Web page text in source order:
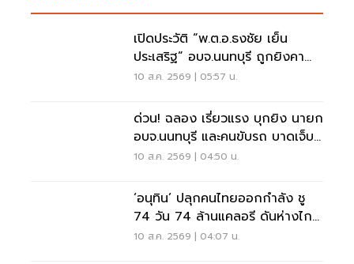
เปิดประวัติ “พ.ต.อ.ธงชัย เย็น
ประเสริฐ” อบจ.นนทบุรี ถูกยิงคา
ห้องทำงาน
10 ส.ค. 2569 | 05:57 น.
ด่วน! ฉลอง เรี่ยวแรง บุกยิง นายก
อบจ.นนทบุรี และคนขับรถ บาดเจ็บ
สาหัส
10 ส.ค. 2569 | 04:50 น.
‘อนุทิน’ ปลุกคนไทยออกกำลัง ชู
74 วัน 74 ล้านแคลอรี ดันห่างไกล
NCDs
10 ส.ค. 2569 | 04:07 น.